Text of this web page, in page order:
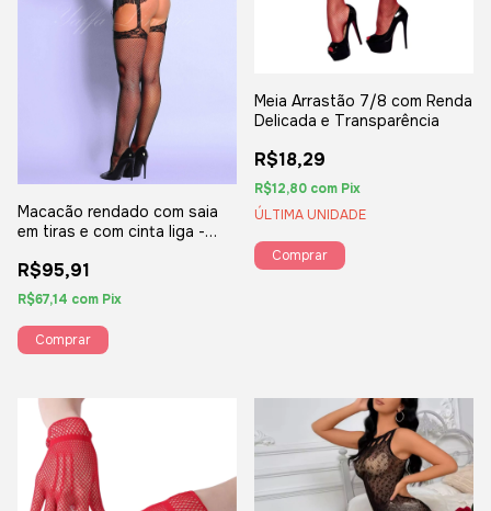
Macacão rendado com saia
em tiras e com cinta liga -
R$95,91
R$67,14 com Pix
Meia Arrastão 7/8 com Renda
Delicada e Transparência
R$18,29
R$12,80 com Pix
ÚLTIMA UNIDADE